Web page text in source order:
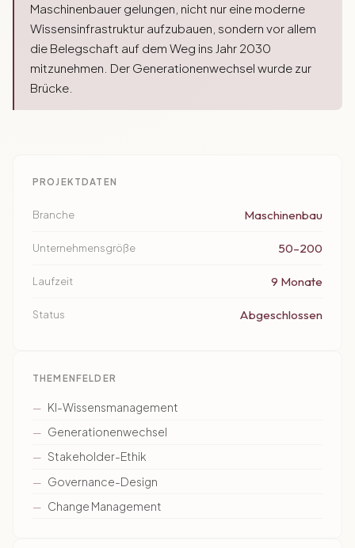
Maschinenbauer gelungen, nicht nur eine moderne
Wissensinfrastruktur aufzubauen, sondern vor allem
die Belegschaft auf dem Weg ins Jahr 2030
mitzunehmen. Der Generationenwechsel wurde zur
Brücke.
PROJEKTDATEN
Branche Maschinenbau
Unternehmensgröße 50–200
Laufzeit 9 Monate
Status Abgeschlossen
THEMENFELDER
KI-Wissensmanagement
Generationenwechsel
Stakeholder-Ethik
Governance-Design
Change Management